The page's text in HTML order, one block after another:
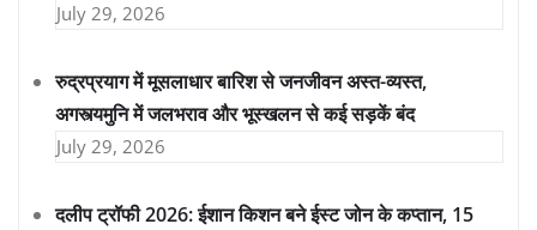
July 29, 2026
रुद्रप्रयाग में मूसलाधार बारिश से जनजीवन अस्त-व्यस्त,
अगस्त्यमुनि में जलभराव और भूस्खलन से कई सड़कें बंद
July 29, 2026
दलीप ट्रॉफी 2026: ईशान किशन बने ईस्ट जोन के कप्तान, 15